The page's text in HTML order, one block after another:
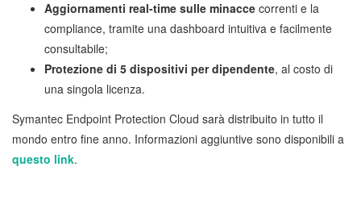
Aggiornamenti real-time sulle minacce correnti e la
compliance, tramite una dashboard intuitiva e facilmente
consultabile;
Protezione di 5 dispositivi per dipendente, al costo di
una singola licenza.
Symantec Endpoint Protection Cloud sarà distribuito in tutto il
mondo entro fine anno. Informazioni aggiuntive sono disponibili a
questo link.